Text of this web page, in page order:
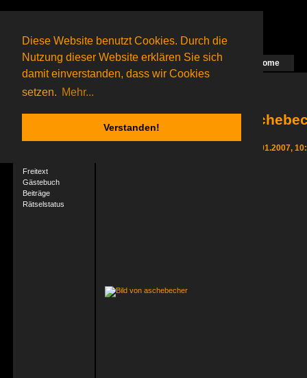
Diese Website benutzt Cookies. Durch die
Nutzung dieser Website erklären Sie sich
damit einverstanden, dass wir Cookies
setzen. Mehr...
Verstanden!
Das nächste Rätsel ist in Arbeit Home
80 Gagolganeronline(0 registrierte und 80 Gäste)
Gagolganer:
9732Rätsel online:
Freitext
Gästebuch
Beiträge
Rätselstatus
Letzter Login 07.01.2007,